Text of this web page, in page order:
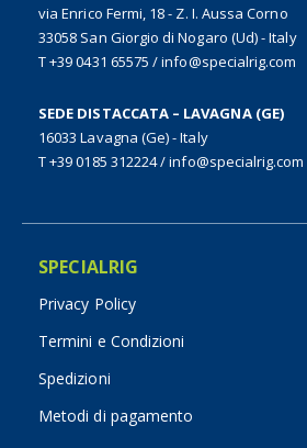
via Enrico Fermi, 18 - Z. I. Aussa Corno
33058 San Giorgio di Nogaro (Ud) - Italy
T +39 0431 65575 /info@specialrig.com
SEDE DISTACCATA – LAVAGNA (GE)
16033 Lavagna (Ge) - Italy
T +39 0185 312224/info@specialrig.com
SPECIALRIG
Privacy Policy
Termini e Condizioni
Spedizioni
Metodi di pagamento